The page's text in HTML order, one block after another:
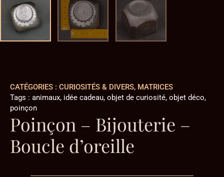
CATÉGORIES : CURIOSITÉS & DIVERS, MATRICES
Tags : animaux, idée cadeau, objet de curiosité, objet déco,
poinçon
Poinçon – Bijouterie –
Boucle d’oreille